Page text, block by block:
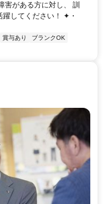
がある方に対し、 訓
してください！ ✦・
賞与あり
ブランクOK